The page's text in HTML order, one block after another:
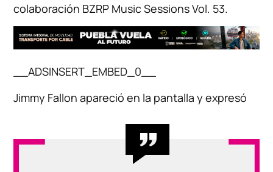
colaboración BZRP Music Sessions Vol. 53.
__ADSINSERT_EMBED_0__
Jimmy Fallon apareció en la pantalla y expresó